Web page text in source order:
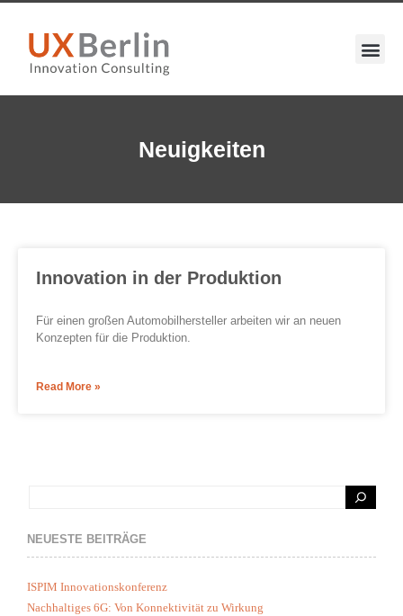
Neuigkeiten
Innovation in der Produktion
Für einen großen Automobilhersteller arbeiten wir an neuen
Konzepten für die Produktion.
Read More »
NEUESTE BEITRÄGE
ISPIM Innovationskonferenz
Nachhaltiges 6G: Von Konnektivität zu Wirkung